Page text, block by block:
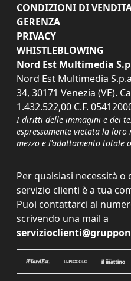
CONDIZIONI DI
GERENZA
PRIVACY
WHISTLEBLOWING
Nord Est Multimedia
Nord Est Multimedia
34, 30171 Venezia (VE).
1.432.522,00 C.F.
I diritti delle immagini e dei
espressamente vietata la
mezzo e l'adattamento totale
Per qualsiasi necessità
servizio clienti è a tua
Puoi contattarci al
scrivendo una mail a